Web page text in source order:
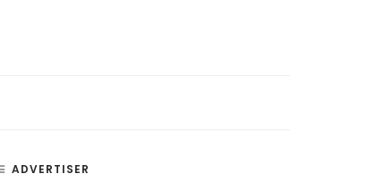
ADVERTISER